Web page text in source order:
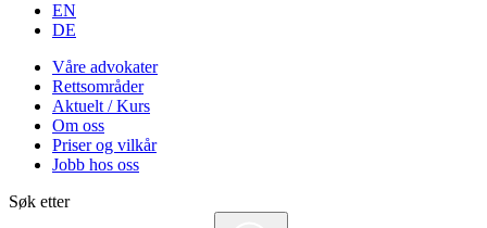
EN
DE
Våre advokater
Rettsområder
Aktuelt / Kurs
Om oss
Priser og vilkår
Jobb hos oss
Søk etter